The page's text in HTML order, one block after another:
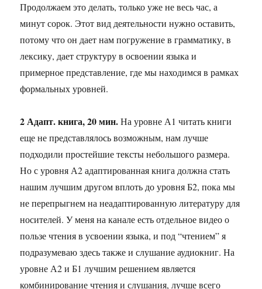
Продолжаем это делать, только уже не весь час, а
минут сорок. Этот вид деятельности нужно оставить,
потому что он дает нам погружение в грамматику, в
лексику, дает структуру в освоении языка и
примерное представление, где мы находимся в рамках
формальных уровней.
2 Адапт. книга, 20 мин.На уровне А1 читать книги
еще не представлялось возможным, нам лучше
подходили простейшие тексты небольшого размера.
Но с уровня А2 адаптированная книга должна стать
нашим лучшим другом вплоть до уровня Б2, пока мы
не перепрыгнем на неадаптированную литературу для
носителей. У меня на канале есть отдельное видео о
пользе чтения в усвоении языка, и под “чтением” я
подразумеваю здесь также и слушание аудиокниг. На
уровне А2 и Б1 лучшим решением является
комбинирование чтения и слушания, лучше всего